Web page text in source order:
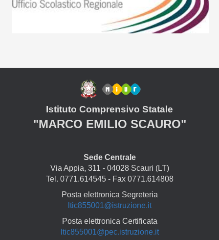
Istituto Comprensivo Statale
"MARCO EMILIO SCAURO"
Sede Centrale
Via Appia, 311 - 04028 Scauri (LT)
Tel. 0771.614545 - Fax 0771.614808
Posta elettronica Segreteria
ltic855001@istruzione.it
Posta elettronica Certificata
ltic855001@pec.istruzione.it